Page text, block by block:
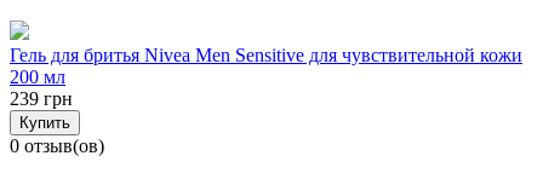
Гель для бритья Nivea Men Sensitive для чувствительной кожи
200 мл
239 грн
Купить
0 отзыв(ов)